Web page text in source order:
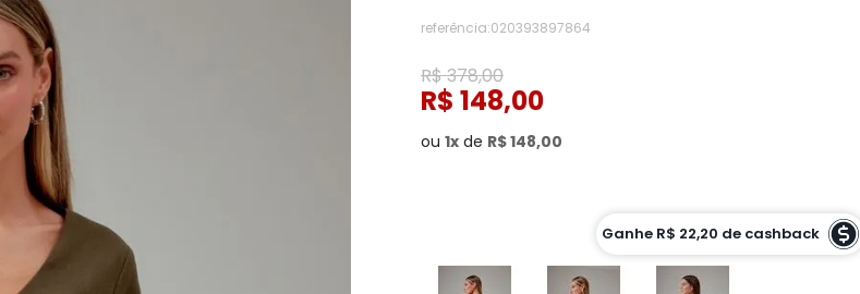
referência:020393897864
R$378,00
R$ 148,00
Ganhe R$ 22,20 de cashback
ou 1 de R$148,00